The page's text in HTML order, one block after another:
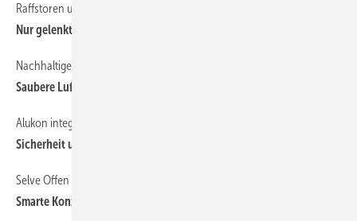
Raffstoren und Tageslicht bilden eine symbiose
Nur gelenktes Licht ist effektiv
Nachhaltiges Sonnenschutzgewebe zersetzt Schadstoffe
Saubere Luft dank Sonnenschirm
Alukon integriert Absturzsicherung in Vorbaukästen
Sicherheit und Transparenz zugleich
Selve Offen für neue Ideen
Smarte Konzepte und digitale Zukunft